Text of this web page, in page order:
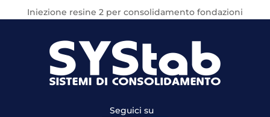
Iniezione resine 2 per consolidamento fondazioni
Seguici su